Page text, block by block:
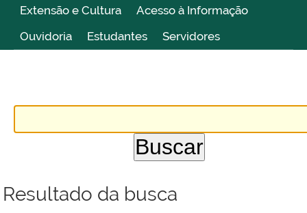
Extensão e Cultura
Acesso à Informação
Ouvidoria
Estudantes Servidores
Resultado da busca